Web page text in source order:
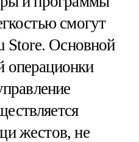
смогут
Store. Основной
операционки
жестов, не